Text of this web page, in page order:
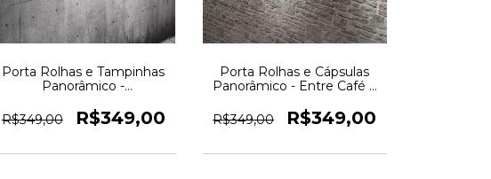
Porta Rolhas e Tampinhas
Panorâmico -
Quadro Novo
R$349,00 R$349,00
Porta Rolhas e Cápsulas
Panorâmico - Entre Café e
R$349,00
R$349,00